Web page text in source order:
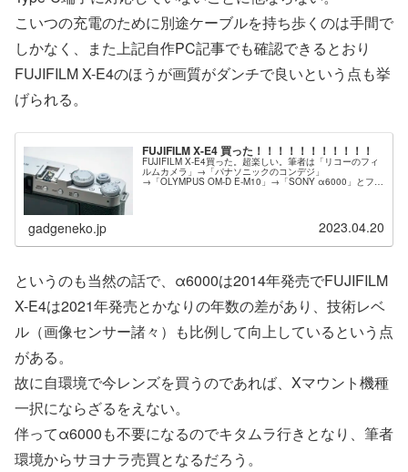
こいつの充電のために別途ケーブルを持ち歩くのは手間で
しかなく、また上記自作PC記事でも確認できるとおり
FUJIFILM X-E4のほうが画質がダンチで良いという点も挙
げられる。
FUJIFILM X-E4 買った！！！！！！！！！！！
FUJIFILM X-E4買った。超楽しい。筆者は「リコーのフィ
ルムカメラ」→「パナソニックのコンデジ」
→「OLYMPUS OM-D E-M10」→「SONY α6000」とフラ
gadgeneko.jp 2023.04.20
というのも当然の話で、α6000は2014年発売でFUJIFILM
X-E4は2021年発売とかなりの年数の差があり、技術レベ
ル（画像センサー諸々）も比例して向上しているという点
がある。
故に自環境で今レンズを買うのであれば、Xマウント機種
一択にならざるをえない。
伴ってα6000も不要になるのでキタムラ行きとなり、筆者
環境からサヨナラ売買となるだろう。